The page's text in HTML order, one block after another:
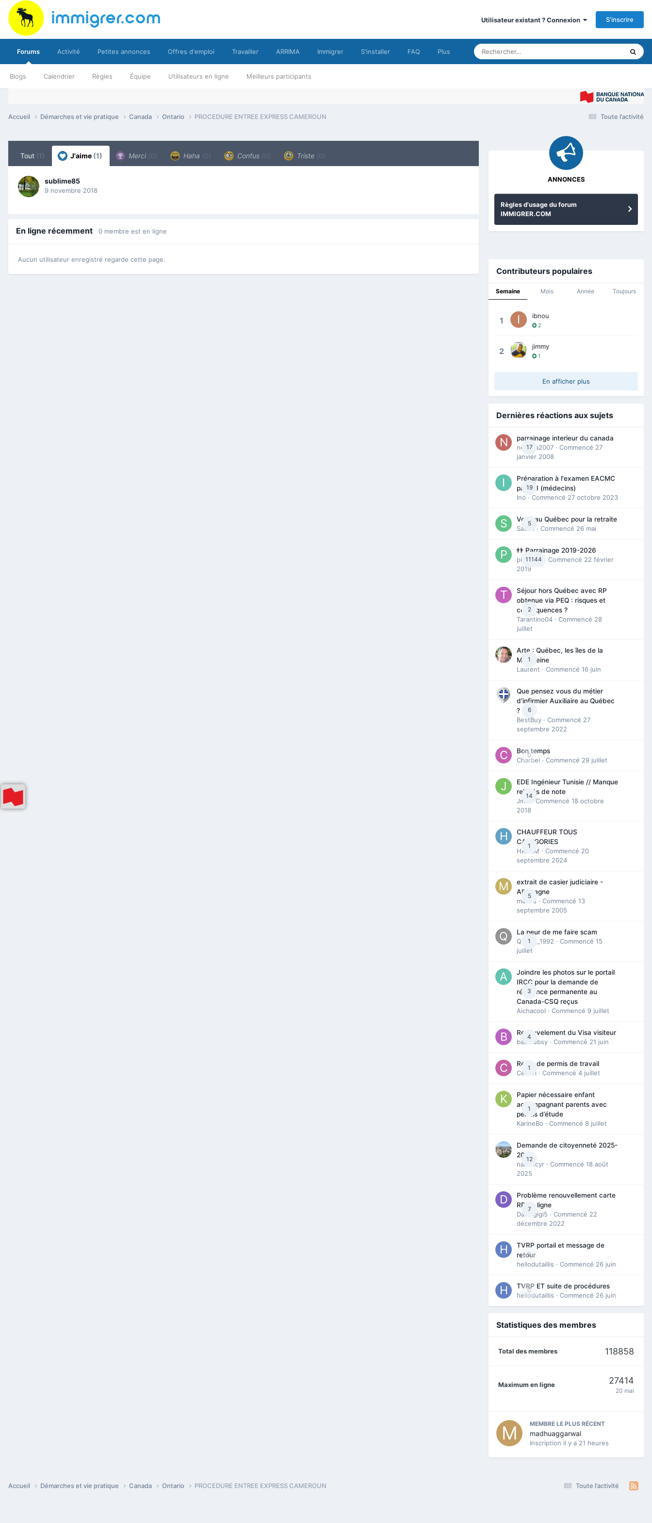
Utilisateur existant ? Connexion S’inscrire
Forums
Blogs Calendrier Règles Équipe Utilisateurs en ligne Meilleurs participants
Activité Petites annonces Offres d'emploi Travailler ARRIMA Immigrer S'installer FAQ Plus
Toute l’activité
Accueil Démarches et vie pratique Canada Ontario PROCEDURE ENTREE EXPRESS CAMEROUN
Tout (1) J'aime (1) Merci (0) Haha (0) Confus (0) Triste (0)
sublime85
9 novembre 2018
En ligne récemment 0 membre est en ligne
Aucun utilisateur enregistré regarde cette page.
ANNONCES
Règles d'usage du forum
IMMIGRER.COM
Contributeurs populaires
Semaine Mois Année Toujours
1 ibnou
2
2 jimmy
1
En afficher plus
Dernières réactions aux sujets
17
parrainage interieur du canada
nedjma2007 · Commencé 27
janvier 2008
19
Préparation à l'examen EACMC
partie I (médecins)
Ino · Commencé 27 octobre 2023
5
Venir au Québec pour la retraite
Sab74 · Commencé 26 mai
11144
👬 Parrainage 2019-2026
piinoush
· Commencé 22 février
2019
2
Séjour hors Québec avec RP
obtenue via PEQ : risques et
conséquences ?
Tarantino04 · Commencé 28
juillet
1
Arte : Québec, les îles de la
Madeleine
Laurent · Commencé 16 juin
6
Que pensez vous du métier
d'infirmier Auxiliaire au Québec
?
BestBuy · Commencé 27
septembre 2022
0
Bon temps
Charbel · Commencé 29 juillet
14
EDE Ingénieur Tunisie // Manque
relevés de note
Jmili
· Commencé 18 octobre
2018
1
CHAUFFEUR TOUS
CATEGORIES
HAZEM · Commencé 20
septembre 2024
5
extrait de casier judiciaire -
Allemagne
maries · Commencé 13
septembre 2005
1
La peur de me faire scam
Queen_1992 · Commencé 15
juillet
3
Joindre les photos sur le portail
IRCC pour la demande de
résidence permanente au
Canada-CSQ reçus
Aichacool · Commencé 9 juillet
4
Renouvelement du Visa visiteur
babibubsy · Commencé 21 juin
1
Refus de permis de travail
Cedbri · Commencé 4 juillet
1
Papier nécessaire enfant
accompagnant parents avec
permis d’étude
KarineBo · Commencé 8 juillet
12
Demande de citoyenneté 2025-
2026
nanancyr · Commencé 18 août
2025
7
Problème renouvellement carte
RP en ligne
Davidgigi5 · Commencé 22
décembre 2022
0
TVRP portail et message de
retour
hellodutaillis · Commencé 26 juin
0
TVRP ET suite de procédures
hellodutaillis · Commencé 26 juin
Statistiques des membres
Total des membres 118858
Maximum en ligne 27414
20 mai
MEMBRE LE PLUS RÉCENT
madhuaggarwal
Inscription il y a 21 heures
Toute l’activité
Accueil Démarches et vie pratique Canada Ontario PROCEDURE ENTREE EXPRESS CAMEROUN